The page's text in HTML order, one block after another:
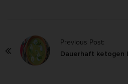
Previous Post:
Dauerhaft ketogen